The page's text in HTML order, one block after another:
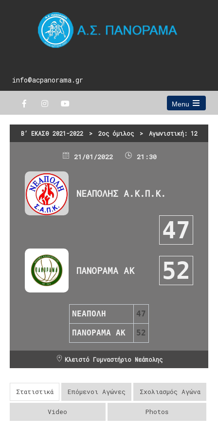
info@acpanorama.gr
Menu
Open
main
menu
Β’ ΕΚΑΣΘ 2021-2022 > 2ος όμιλος > Αγωνιστική: 12
21/01/2022 21:30
ΝΕΑΠΟΛΗΣ Α.Κ.Π.Κ.
47
ΠΑΝΟΡΑΜΑ ΑΚ 52
ΝΕΑΠΟΛΗ 47
ΠΑΝΟΡΑΜΑ ΑΚ 52
Κλειστό Γυμναστήριο Νεάπολης
Στατιστικά Επόμενοι Αγώνες Σχολιασμός Αγώνα
Video Photos